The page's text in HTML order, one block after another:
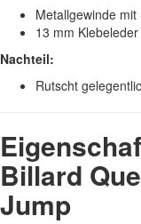
Metallgewinde
13 mm Klebeleder
Nachteil:
Rutscht
Billard
Jump